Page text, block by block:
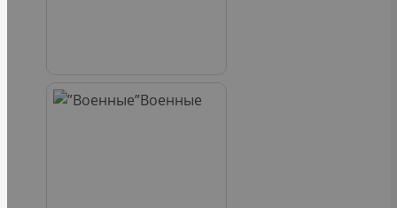
Военные